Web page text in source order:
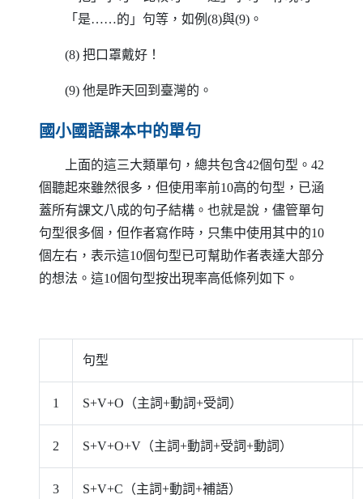
「是……的」句等，如例(8)與(9)。
(8) 把口罩戴好！
(9) 他是昨天回到臺灣的。
國小國語課本中的單句
上面的這三大類單句，總共包含42個句型。42
個聽起來雖然很多，但使用率前10高的句型，已涵
蓋所有課文八成的句子結構。也就是說，儘管單句
句型很多個，但作者寫作時，只集中使用其中的10
個左右，表示這10個句型已可幫助作者表達大部分
的想法。這10個句型按出現率高低條列如下。
句型
1 S+V+O （主詞+動詞+受詞）
2 S+V+O+V （主詞+動詞+受詞+動詞）
3 S+V+C （主詞+動詞+補語）